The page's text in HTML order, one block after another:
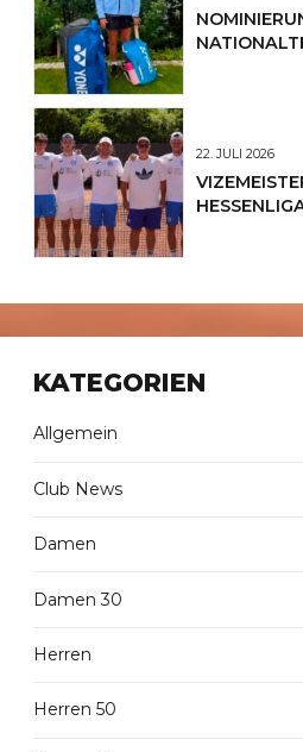
22. JULI 2026
KATEGORIEN
Allgemein
Club News
Damen
Damen 30
Herren
Herren 50